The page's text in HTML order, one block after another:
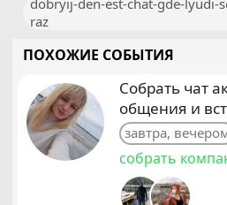
dobryij-den-est-chat-gde-lyudi-
raz
ПОХОЖИЕ СОБЫТИЯ
Собрать чат
общения и
завтра,
собрать